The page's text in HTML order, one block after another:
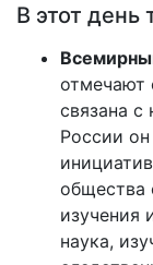
В этот день
отмечают
связана
России
общества
изучения
наука,